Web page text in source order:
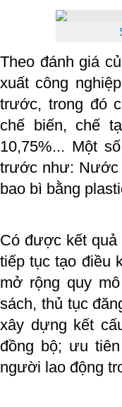
Theo đánh giá
xuất công
trước, trong đó
chế biến, chế
10,75%... Một
trước như: Nước
bao bì bằng
Có được kết
tiếp tục tạo điều
mở rộng quy
sách, thủ tục
xây dựng kết
đồng bộ; ưu
người lao động